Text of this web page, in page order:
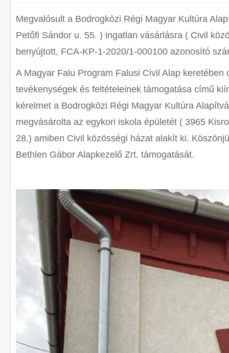
Megvalósult a Bodrogközi Régi Magyar Kultúra
Petőfi Sándor u. 55. ) ingatlan vásárlásra ( Civil
benyújtott, FCA-KP-1-2020/1-000100 azonosító
A Magyar Falu Program Falusi Civil Alap keretében
tevékenységek és feltételeinek támogatása című
kérelmet a Bodrogközi Régi Magyar Kultúra
megvásárolta az egykori iskola épületét ( 3965
28.) amiben Civil közösségi házat alakít ki.
Bethlen Gábor Alapkezelő Zrt. támogatását.